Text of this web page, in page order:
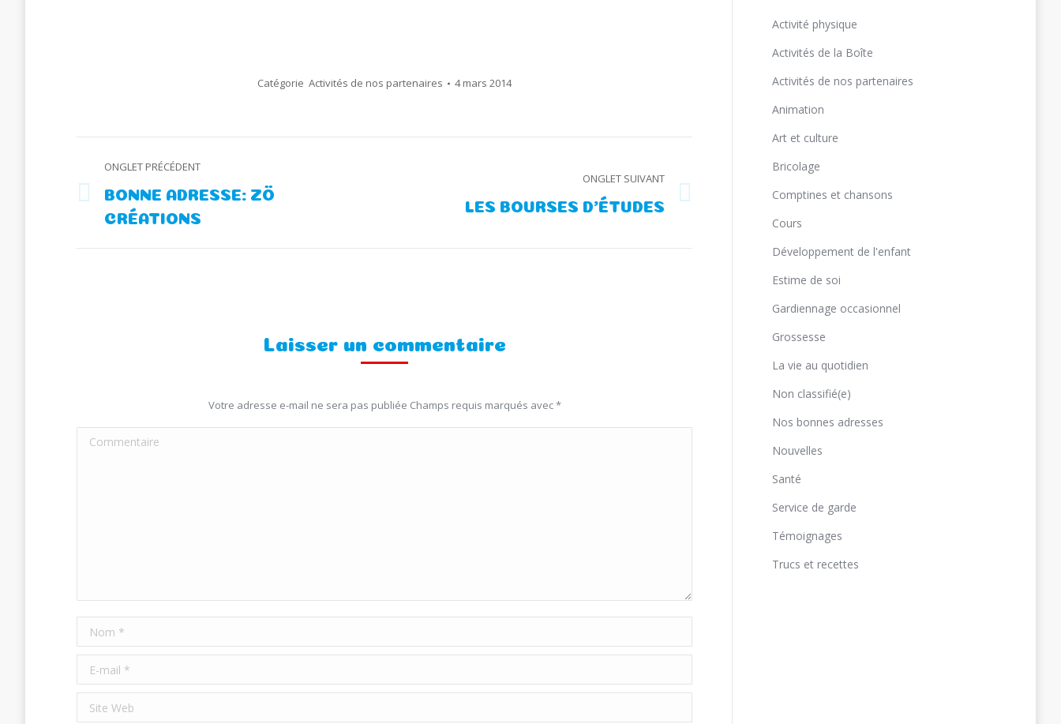
Catégorie Activités de nos partenaires 4 mars 2014
de
commentaire
ONGLET PRÉCÉDENT
Onglet
précédent
BONNE ADRESSE: ZÖ
CRÉATIONS
ONGLET SUIVANT
LES BOURSES D’ÉTUDES
Laisser un commentaire
Votre adresse e-mail ne sera pas publiée Champs requis marqués avec*
Commentaire
Nom *
E-mail *
Site Web
Activité physique
Activités de la Boîte
Activités de nos partenaires
Animation
Art et culture
Bricolage
Comptines et chansons
Cours
Développement de l'enfant
Estime de soi
Gardiennage occasionnel
Grossesse
La vie au quotidien
Non classifié(e)
Nos bonnes adresses
Nouvelles
Santé
Service de garde
Témoignages
Trucs et recettes